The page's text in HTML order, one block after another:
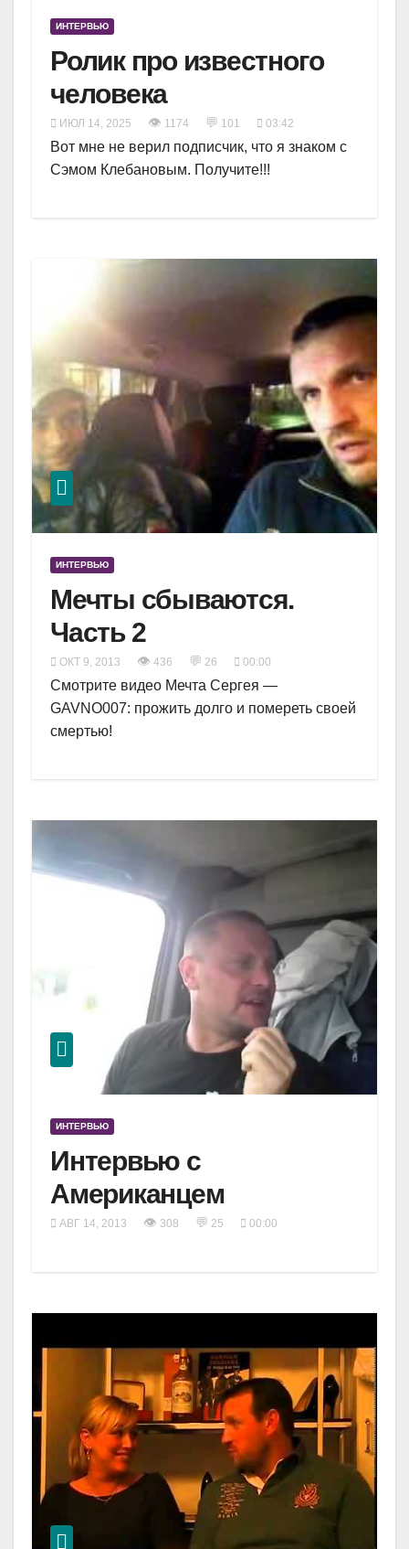
ИНТЕРВЬЮ
Ролик про известного
человека
ИЮЛ 14, 2025 👁 1174 💬 101 03:42
Вот мне не верил подписчик, что я знаком с
Сэмом Клебановым. Получите!!!
ИНТЕРВЬЮ
Мечты сбываются.
Часть 2
ОКТ 9, 2013 👁 436 💬 26 00:00
Cмотрите видео Мечта Сергея —
GAVNO007: прожить долго и помереть своей
смертью!
ИНТЕРВЬЮ
Интервью с
Американцем
АВГ 14, 2013 👁 308 💬 25 00:00